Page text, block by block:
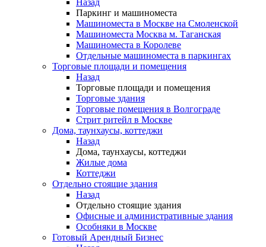
Назад
Паркинг и машиноместа
Машиноместа в Москве на Смоленской
Машиноместа Москва м. Таганская
Машиноместа в Королеве
Отдельные машиноместа в паркингах
Торговые площади и помещения
Назад
Торговые площади и помещения
Торговые здания
Торговые помещения в Волгограде
Стрит ритейл в Москве
Дома, таунхаусы, коттеджи
Назад
Дома, таунхаусы, коттеджи
Жилые дома
Коттеджи
Отдельно стоящие здания
Назад
Отдельно стоящие здания
Офисные и административные здания
Особняки в Москве
Готовый Арендный Бизнес